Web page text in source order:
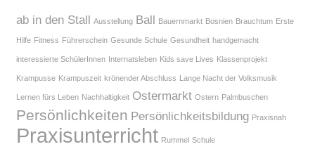
ab in den Stall Ausstellung Ball Bauernmarkt Bosnien Brauchtum Erste
Hilfe Fitness Führerschein Gesunde Schule Gesundheit handgemacht
interessierte SchülerInnen Internatsleben Kids save Lives Klassenprojekt
Krampusse Krampuszeit krönender Abschluss Lange Nacht der Volksmusik
Lernen fürs Leben Nachhaltigkeit Ostermarkt Ostern Palmbuschen
Persönlichkeiten Persönlichkeitsbildung Praxisnah
Praxisunterricht Rummel Schule